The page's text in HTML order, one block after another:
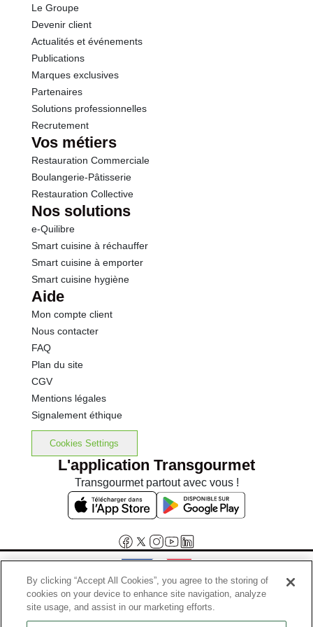
Protéines
Sel
Le Groupe
Devenir client
Actualités et événements
Publications
Marques exclusives
Partenaires
Solutions professionnelles
Recrutement
Vos métiers
Restauration Commerciale
Boulangerie-Pâtisserie
Restauration Collective
Nos solutions
e-Quilibre
Smart cuisine à réchauffer
Smart cuisine à emporter
Smart cuisine hygiène
Aide
Mon compte client
Nous contacter
FAQ
Plan du site
CGV
Mentions légales
Signalement éthique
Cookies Settings
L'application Transgourmet
Transgourmet partout avec vous !
Interdiction de vente de boissons alcooliques aux mineurs de
By clicking “Accept All Cookies”, you agree to the storing of
cookies on your device to enhance site navigation, analyze
site usage, and assist in our marketing efforts.